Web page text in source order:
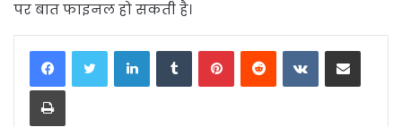
पर बात फाइनल हो सकती है।
LinkedInTumblrPinterestReddit VKontakteShare via Email
Print